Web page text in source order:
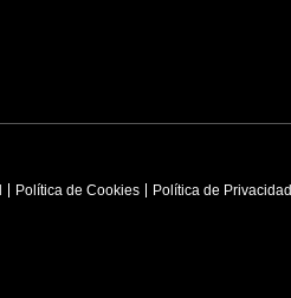
Política de Cookies Política de Privacidad